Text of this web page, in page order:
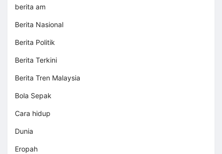
berita am
Berita Nasional
Berita Politik
Berita Terkini
Berita Tren Malaysia
Bola Sepak
Cara hidup
Dunia
Eropah